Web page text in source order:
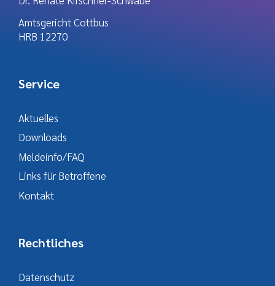
Amtsgericht Cottbus
HRB 12270
Service
Aktuelles
Downloads
Meldeinfo/FAQ
Links für Betroffene
Kontakt
Rechtliches
Datenschutz